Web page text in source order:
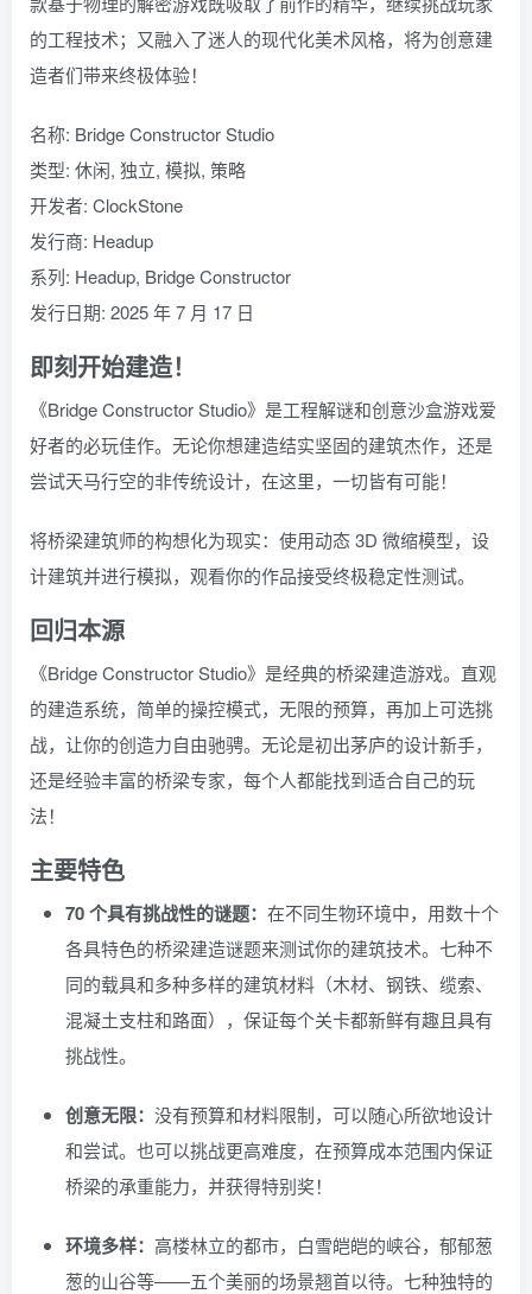
的工程技术；又融入了迷人的现代化美术风格，将为创意建
造者们带来终极体验！
名称: Bridge Constructor Studio
类型: 休闲, 独立, 模拟, 策略
开发者: ClockStone
发行商: Headup
系列: Headup, Bridge Constructor
发行日期: 2025 年 7 月 17 日
即刻开始建造！
《Bridge Constructor Studio》是工程解谜和创意沙盒游戏爱
好者的必玩佳作。无论你想建造结实坚固的建筑杰作，还是
尝试天马行空的非传统设计，在这里，一切皆有可能！
将桥梁建筑师的构想化为现实：使用动态 3D 微缩模型，设
计建筑并进行模拟，观看你的作品接受终极稳定性测试。
回归本源
《Bridge Constructor Studio》是经典的桥梁建造游戏。直观
的建造系统，简单的操控模式，无限的预算，再加上可选挑
战，让你的创造力自由驰骋。无论是初出茅庐的设计新手，
还是经验丰富的桥梁专家，每个人都能找到适合自己的玩
法！
主要特色
70 个具有挑战性的谜题： 在不同生物环境中，用数十个
各具特色的桥梁建造谜题来测试你的建筑技术。七种不
同的载具和多种多样的建筑材料（木材、钢铁、缆索、
混凝土支柱和路面），保证每个关卡都新鲜有趣且具有
挑战性。
创意无限： 没有预算和材料限制，可以随心所欲地设计
和尝试。也可以挑战更高难度，在预算成本范围内保证
桥梁的承重能力，并获得特别奖！
环境多样： 高楼林立的都市，白雪皑皑的峡谷，郁郁葱
葱的山谷等——五个美丽的场景翘首以待。七种独特的